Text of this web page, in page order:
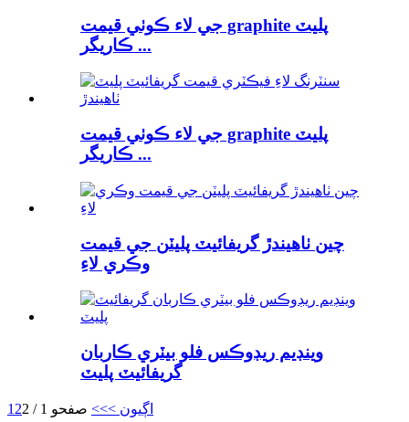
جي لاء ڪوٺي قيمت graphite پليٽ
ڪاريگر ...
جي لاء ڪوٺي قيمت graphite پليٽ
ڪاريگر ...
چين ٺاهيندڙ گريفائيٽ پليٽن جي قيمت
وڪري لاءِ
وينڊيم ريڊوڪس فلو بيٽري ڪاربان
گريفائيٽ پليٽ
1 2 اڳيون >>> صفحو 1 / 2